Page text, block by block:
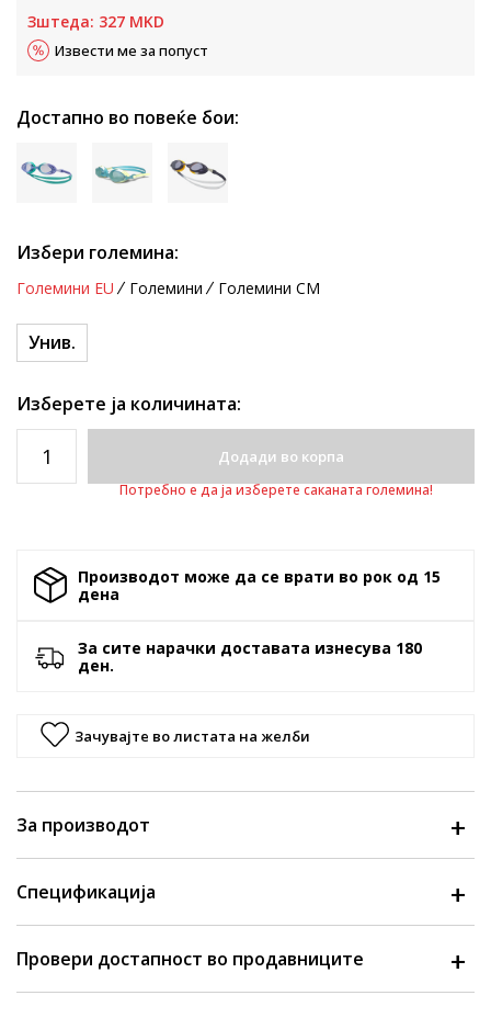
Зштеда: 327 MKD
Извести ме за попуст
Достапно во повеќе бои:
Избери големина:
Големини EU Големини Големини CM
Унив.
Изберете ја количината:
Додади во корпа
Потребно е да ја изберете саканата големина!
Производот може да се врати во рок од 15
денa
За сите нарачки доставата изнесува 180
ден.
Зачувајте во листата на желби
За производот
Спецификација
Провери достапност во продавниците